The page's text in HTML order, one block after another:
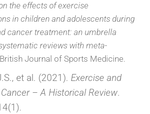
the effects of exercise
in children and adolescents during
cancer treatment: an umbrella
reviews with meta-
Journal of Sports Medicine.
et al. (2021). Exercise and
– A Historical Review.